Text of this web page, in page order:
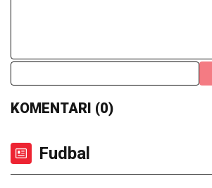
KOMENTARI (0)
Fudbal